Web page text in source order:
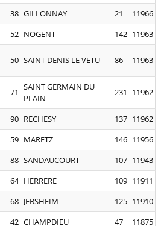
38 GILLONNAY 21
11966
52 NOGENT 142 11963
50 SAINT DENIS LE VETU 86 11963
71 SAINT GERMAIN DU
PLAIN
231 11962
90 RECHESY 137 11962
59 MARETZ 146 11956
88 SANDAUCOURT 107 11943
64 HERRERE 109 11911
68 JEBSHEIM 125 11910
42 CHAMPDIEU 47
11875